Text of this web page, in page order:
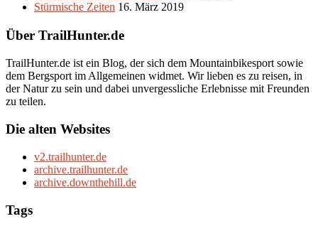
Stürmische Zeiten 16. März 2019
Über TrailHunter.de
TrailHunter.de ist ein Blog, der sich dem Mountainbikesport sowie
dem Bergsport im Allgemeinen widmet. Wir lieben es zu reisen, in
der Natur zu sein und dabei unvergessliche Erlebnisse mit Freunden
zu teilen.
Die alten Websites
v2.trailhunter.de
archive.trailhunter.de
archive.downthehill.de
Tags